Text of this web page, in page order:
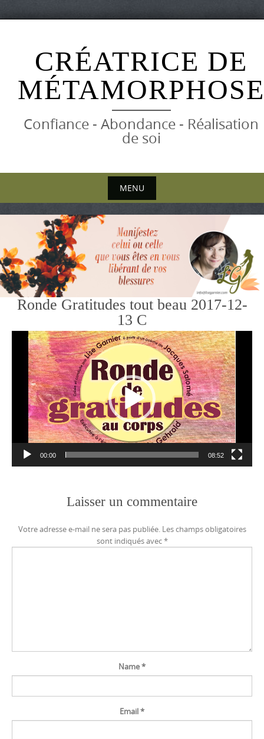
content
CRÉATRICE DE
MÉTAMORPHOSE
Confiance - Abondance - Réalisation
de soi
MENU
to
content
Ronde Gratitudes tout beau 2017-12-
13 C
Lecteur
vidéo
00:00 08:52
Laisser un commentaire
Votre adresse e-mail ne sera pas publiée. Les champs obligatoires
sont indiqués avec*
Name*
Email*